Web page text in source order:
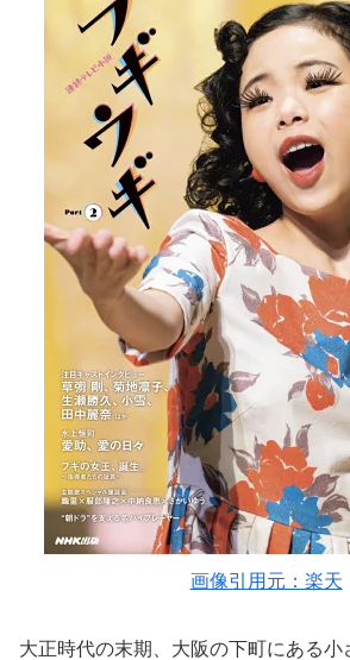
画像引用元：楽天
大正時代の末期、大阪の下町にある小